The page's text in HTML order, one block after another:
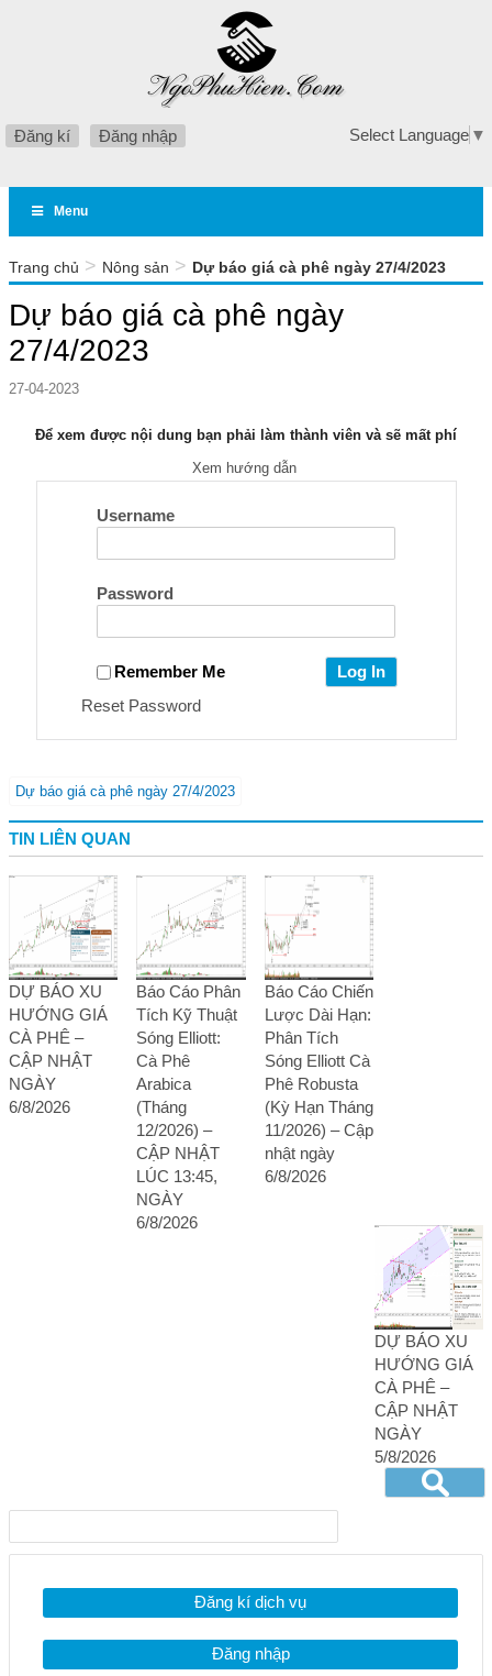
Đăng kí Đăng nhập Select Language ▼
Menu
Trang chủ > Nông sản > Dự báo giá cà phê ngày 27/4/2023
Dự báo giá cà phê ngày
27/4/2023
27-04-2023
Để xem được nội dung bạn phải làm thành viên và sẽ mất phí
Xem hướng dẫn
Username
Password
Remember Me
Reset Password
Dự báo giá cà phê ngày 27/4/2023
TIN LIÊN QUAN
DỰ BÁO XU
HƯỚNG GIÁ
CÀ PHÊ –
CẬP NHẬT
NGÀY
6/8/2026
Báo Cáo Phân
Tích Kỹ Thuật
Sóng Elliott:
Cà Phê
Arabica
(Tháng
12/2026) –
CẬP NHẬT
LÚC 13:45,
NGÀY
6/8/2026
Báo Cáo Chiến
Lược Dài Hạn:
Phân Tích
Sóng Elliott Cà
Phê Robusta
(Kỳ Hạn Tháng
11/2026) – Cập
nhật ngày
6/8/2026
DỰ BÁO XU
HƯỚNG GIÁ
CÀ PHÊ –
CẬP NHẬT
NGÀY
5/8/2026
Đăng kí dịch vụ
Đăng nhập